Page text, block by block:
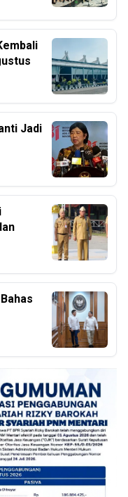
Jadi